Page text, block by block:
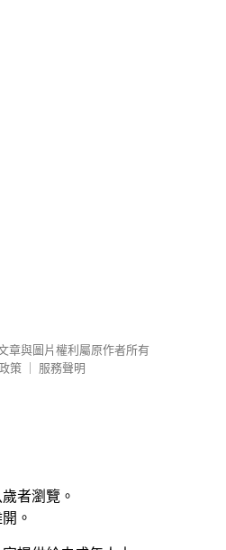
章與圖片權利屬原作者所有
策
服務聲明
者瀏覽。
。